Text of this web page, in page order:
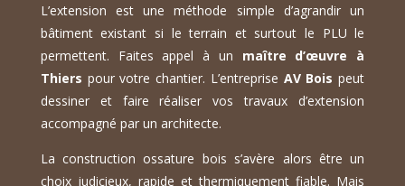
L’extension est une méthode simple d’agrandir un
bâtiment existant si le terrain et surtout le PLU le
permettent. Faites appel à un maître d’œuvre à
Thiers pour votre chantier. L’entreprise AV Bois peut
dessiner et faire réaliser vos travaux d’extension
accompagné par un architecte.
La construction ossature bois s’avère alors être un
choix judicieux, rapide et thermiquement fiable. Mais